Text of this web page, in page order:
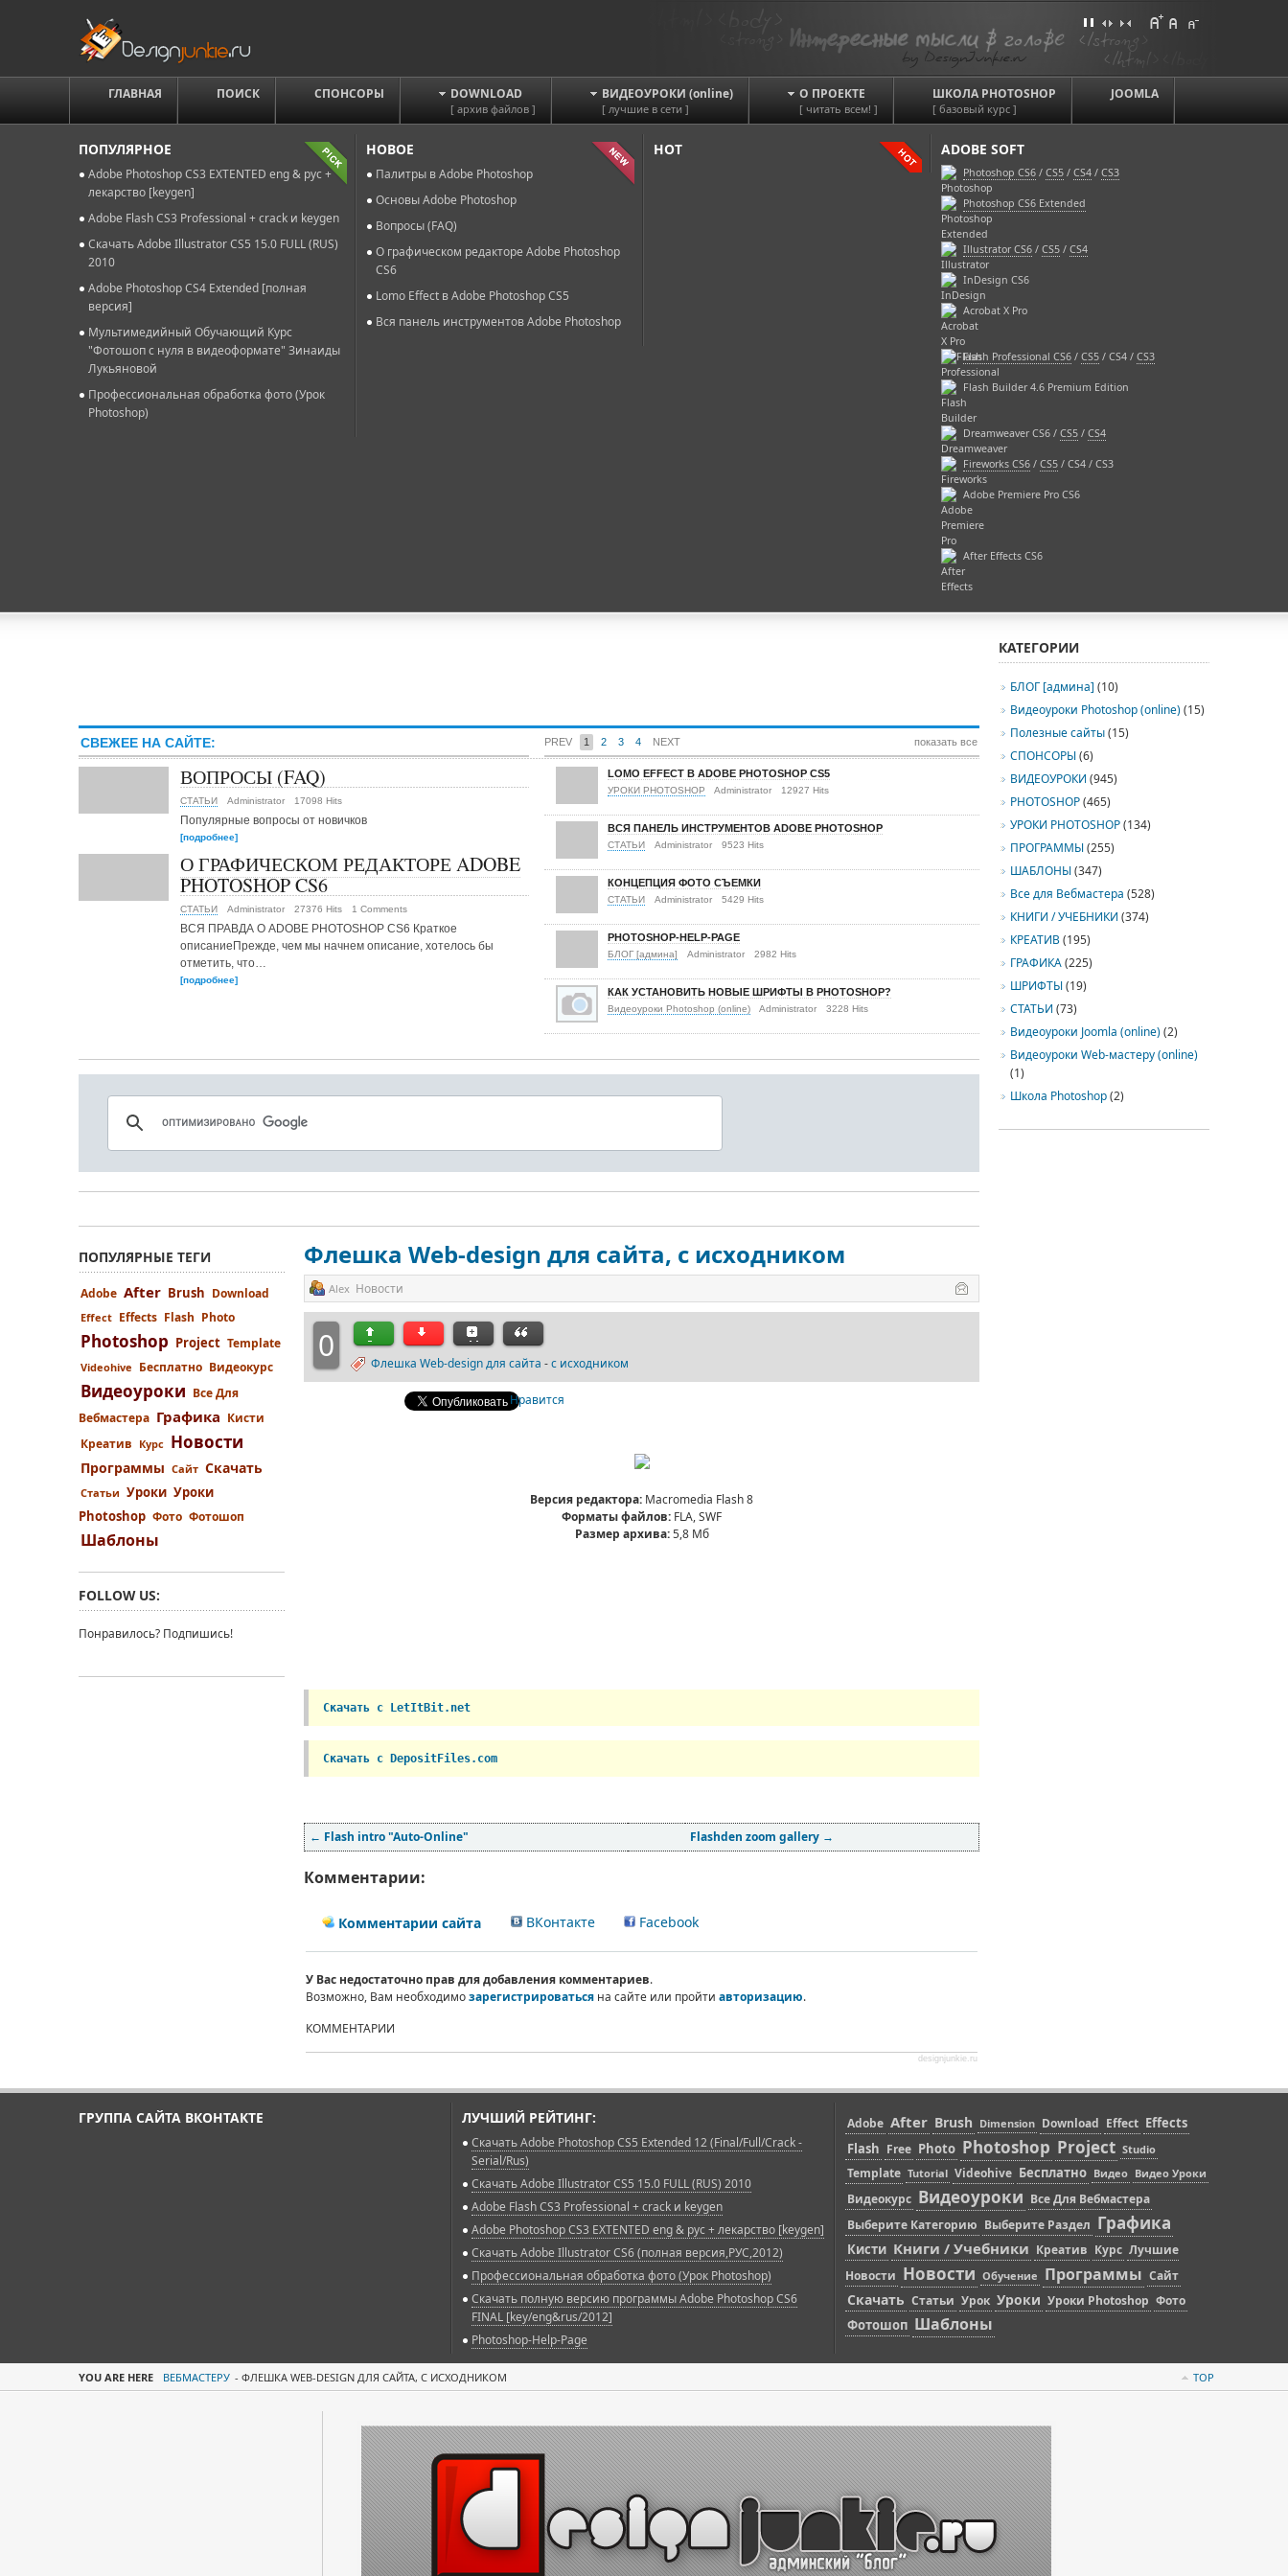
ГЛАВНАЯ ПОИСК СПОНСОРЫ DOWNLOAD
[ архив файлов ]
ВИДЕОУРОКИ (online)
[ лучшие в сети ]
О ПРОЕКТЕ
[ читать всем! ]
ШКОЛА PHOTOSHOP
[ базовый курс ]
JOOMLA
ПОПУЛЯРНОЕ
Adobe Photoshop CS3 EXTENTED eng & рус +
лекарство [keygen]
Adobe Flash CS3 Professional + crack и keygen
Скачать Adobe Illustrator CS5 15.0 FULL (RUS)
2010
Adobe Photoshop CS4 Extended [полная
версия]
Мультимедийный Обучающий Курс
"Фотошоп с нуля в видеоформате" Зинаиды
Лукьяновой
Профессиональная обработка фото (Урок
Photoshop)
НОВОЕ
Палитры в Adobe Photoshop
Основы Adobe Photoshop
Вопросы (FAQ)
О графическом редакторе Adobe Photoshop
CS6
Lomo Effect в Adobe Photoshop CS5
Вся панель инструментов Adobe Photoshop
HOT ADOBE SOFT
Photoshop CS6
Photoshop CS6 Extended
Illustrator CS6 / CS5 / CS4
InDesign CS6
Acrobat X Pro
Flash Professional CS6 / CS5 / CS4 / CS3
Flash Builder 4.6 Premium Edition
Dreamweaver CS6 / CS5 / CS4
Fireworks CS6 / CS5 / CS4 / CS3
Adobe Premiere Pro CS6
After Effects CS6
/ CS5 / CS4 / CS3
СВЕЖЕЕ НА САЙТЕ:
ВОПРОСЫ (FAQ)
СТАТЬИ Administrator 17098 Hits
Популярные вопросы от новичков
[подробнее]
О ГРАФИЧЕСКОМ РЕДАКТОРЕ ADOBE
PHOTOSHOP CS6
СТАТЬИ Administrator 27376 Hits 1 Comments
ВСЯ ПРАВДА О ADOBE PHOTOSHOP CS6 Краткое
описаниеПрежде, чем мы начнем описание, хотелось бы
отметить, что…
[подробнее]
LOMO EFFECT В ADOBE PHOTOSHOP CS5
УРОКИ PHOTOSHOP Administrator 12927 Hits
ВСЯ ПАНЕЛЬ ИНСТРУМЕНТОВ ADOBE PHOTOSHOP
СТАТЬИ Administrator 9523 Hits
КОНЦЕПЦИЯ ФОТО СЪЕМКИ
СТАТЬИ Administrator 5429 Hits
PHOTOSHOP-HELP-PAGE
БЛОГ [админа] Administrator 2982 Hits
КАК УСТАНОВИТЬ НОВЫЕ ШРИФТЫ В PHOTOSHOP?
Видеоуроки Photoshop (online) Administrator 3228 Hits
PREV 1 2 3 4 NEXT показать все
Флешка Web-design для сайта, с исходником
Alex Новости
0 Флешка Web-design для сайта -с исходником
Нравится
Версия редактора: Macromedia Flash 8
Форматы файлов: FLA, SWF
Размер архива:5,8 Мб
Скачать с LetItBit.net
Скачать с DepositFiles.com
← Flash intro "Auto-Online" Flashden zoom gallery →
Комментарии:
Комментарии сайта ВКонтакте Facebook
У Вас недостаточно прав для добавления комментариев.
Возможно, Вам необходимозарегистрироваться на сайте или пройтиавторизацию.
КОММЕНТАРИИ
designjunkie.ru
ПОПУЛЯРНЫЕ ТЕГИ
Adobe After Brush Download
Effect Effects Flash Photo
Photoshop Project Template
Videohive Бесплатно Видеокурс
Видеоуроки Все Для
Вебмастера Графика Кисти
Креатив Курс Новости
Программы Сайт Скачать
Статьи Уроки Уроки
Photoshop Фото Фотошоп
Шаблоны
FOLLOW US:
Понравилось? Подпишись!
КАТЕГОРИИ
БЛОГ [админа] (10)
Видеоуроки Photoshop (online)(15)
Полезные сайты(15)
СПОНСОРЫ(6)
ВИДЕОУРОКИ (945)
PHOTOSHOP(465)
УРОКИ PHOTOSHOP(134)
ПРОГРАММЫ(255)
ШАБЛОНЫ(347)
Все для Вебмастера (528)
КНИГИ / УЧЕБНИКИ (374)
КРЕАТИВ(195)
ГРАФИКА(225)
ШРИФТЫ(19)
СТАТЬИ (73)
Видеоуроки Joomla (online)(2)
Видеоуроки Web-мастеру (online)
(1)
Школа Photoshop(2)
ГРУППА САЙТА ВКОНТАКТЕ ЛУЧШИЙ РЕЙТИНГ:
Скачать Adobe Photoshop CS5 Extended 12 (Final/Full/Crack -
Serial/Rus)
Скачать Adobe Illustrator CS5 15.0 FULL (RUS) 2010
Adobe Flash CS3 Professional + crack и keygen
Adobe Photoshop CS3 EXTENTED eng & рус + лекарство [keygen]
Скачать Adobe Illustrator CS6 (полная версия,РУС,2012)
Профессиональная обработка фото (Урок Photoshop)
Скачать полную версию программы Adobe Photoshop CS6
FINAL [key/eng&rus/2012]
Photoshop-Help-Page
Adobe After Brush Dimension Download Effect Effects
Flash Free Photo Photoshop Project Studio
Template Tutorial Videohive Бесплатно Видео Видео Уроки
Видеокурс Видеоуроки Все Для Вебмастера
Выберите Категорию Выберите Раздел Графика
Кисти Книги / Учебники Креатив Курс Лучшие
Новости Новости Обучение Программы Сайт
Скачать Статьи Урок Уроки Уроки Photoshop Фото
Фотошоп Шаблоны
YOU ARE HERE ВЕБМАСТЕРУ - ФЛЕШКА WEB-DESIGN ДЛЯ САЙТА, С ИСХОДНИКОМ TOP